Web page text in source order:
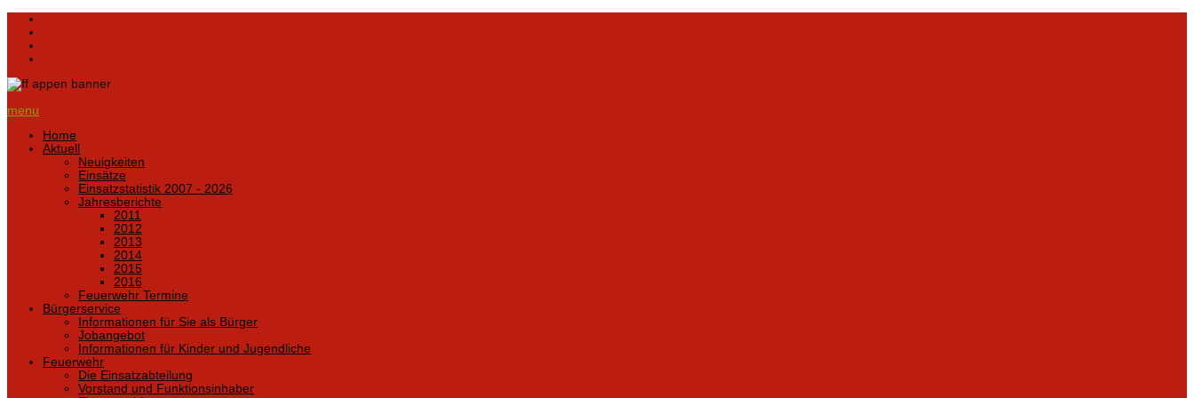
menu
Home
Aktuell
Neuigkeiten
Einsätze
Einsatzstatistik 2007 - 2026
Jahresberichte
2011
2012
2013
2014
2015
2016
Feuerwehr Termine
Bürgerservice
Informationen für Sie als Bürger
Jobangebot
Informationen für Kinder und Jugendliche
Feuerwehr
Die Einsatzabteilung
Vorstand und Funktionsinhaber